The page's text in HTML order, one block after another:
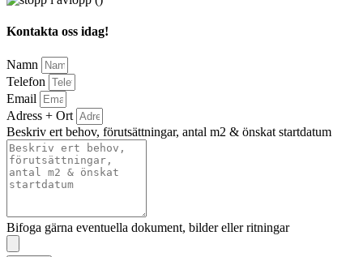
Kontakta oss idag!
Namn
Telefon
Email
Adress + Ort
Beskriv ert behov, förutsättningar, antal m2 & önskat startdatum
Bifoga gärna eventuella dokument, bilder eller ritningar